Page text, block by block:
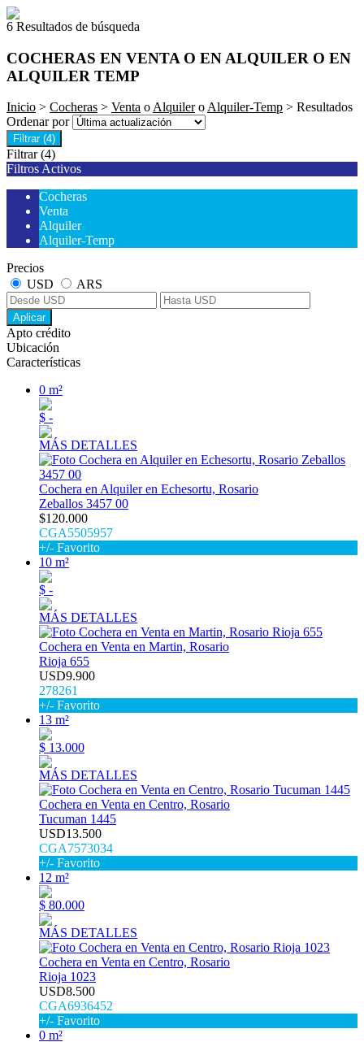
6 Resultados de búsqueda
COCHERAS EN VENTA O EN ALQUILER O EN
ALQUILER TEMP
Inicio > Cocheras > Venta oAlquileroAlquiler-Temp > Resultados
Ordenar por
Filtrar (4)
Filtrar (4)
Filtros Activos
Cocheras
Venta
Alquiler
Alquiler-Temp
Precios
USD
ARS
Aplicar
Apto crédito
Ubicación
Características
0 m²
$ -
MÁS DETALLES
Cochera en Alquiler en Echesortu, Rosario
Zeballos 3457 00
$120.000
CGA5505957
+/- Favorito
10 m²
$ -
MÁS DETALLES
Cochera en Venta en Martin, Rosario
Rioja 655
USD9.900
278261
+/- Favorito
13 m²
$ 13.000
MÁS DETALLES
Cochera en Venta en Centro, Rosario
Tucuman 1445
USD13.500
CGA7573034
+/- Favorito
12 m²
$ 80.000
MÁS DETALLES
Cochera en Venta en Centro, Rosario
Rioja 1023
USD8.500
CGA6936452
+/- Favorito
0 m²